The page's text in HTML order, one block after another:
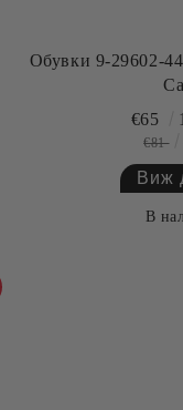
Обувки 9-29602-44-404 CREAM NAPPA
€65
€81
Виж
В